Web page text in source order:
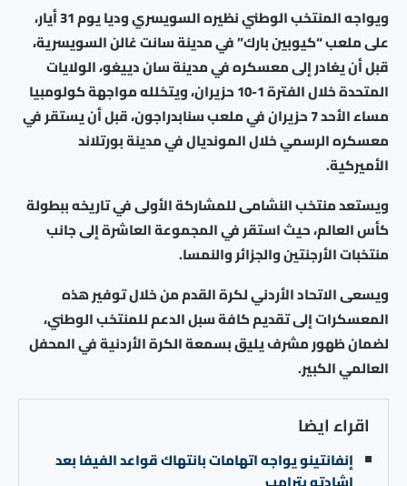
ويواجه المنتخب الوطني نظيره السويسري وديا يوم 31 أيار،
على ملعب “كيوبين بارك” في مدينة سانت غالن السويسرية،
قبل أن يغادر إلى معسكره في مدينة سان دييغو، الولايات
المتحدة خلال الفترة 1-10 حزيران، ويتخلله مواجهة كولومبيا
مساء الأحد 7 حزيران في ملعب سنابدراجون، قبل أن يستقر في
معسكره الرسمي خلال المونديال في مدينة بورتلاند
الأميركية.
ويستعد منتخب النشامى للمشاركة الأولى في تاريخه ببطولة
كأس العالم، حيث استقر في المجموعة العاشرة إلى جانب
منتخبات الأرجنتين والجزائر والنمسا.
ويسعى الاتحاد الأردني لكرة القدم من خلال توفير هذه
المعسكرات إلى تقديم كافة سبل الدعم للمنتخب الوطني،
لضمان ظهور مشرف يليق بسمعة الكرة الأردنية في المحفل
العالمي الكبير.
اقراء ايضا
إنفانتينو يواجه اتهامات بانتهاك قواعد الفيفا بعد